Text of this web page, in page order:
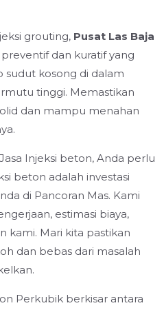
grouting, Pusat Las Baja
dan kuratif yang
sudut kosong di dalam
tinggi. Memastikan
dan mampu menahan
Injeksi beton, Anda perlu
beton adalah investasi
di Pancoran Mas. Kami
estimasi biaya,
kami. Mari kita pastikan
dan bebas dari masalah
Perkubik berkisar antara